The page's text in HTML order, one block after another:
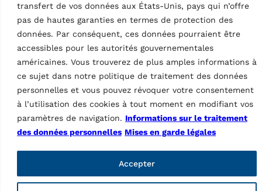
transfert de vos données aux États-Unis, pays qui n’offre
pas de hautes garanties en termes de protection des
données. Par conséquent, ces données pourraient être
accessibles pour les autorités gouvernementales
américaines. Vous trouverez de plus amples informations à
ce sujet dans notre politique de traitement des données
personnelles et vous pouvez révoquer votre consentement
à l’utilisation des cookies à tout moment en modifiant vos
paramètres de navigation. Informations sur le traitement
des données personnelles Mises en garde légales
Accepter
Caractéristiques
Doigts pour plaques
de serrage de type |
courts
Pays d’origine, droits douaniers IT